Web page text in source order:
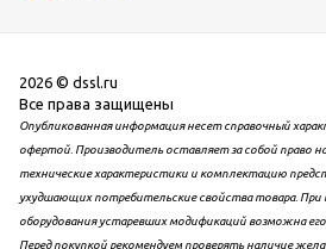
2026 © dssl.ru
Все права защищены
Опубликованная информация несет справочный
офертой. Производитель оставляет за собой право
технические характеристики и комплектацию
ухудшающих потребительские свойства товара. При
оборудования устаревших модификаций возможна
Перед покупкой рекомендуем проверять наличие